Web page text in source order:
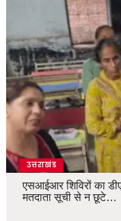
उत्तराखंड
एसआईआर शिविरों का
मतदाता सूची से न छूटे…